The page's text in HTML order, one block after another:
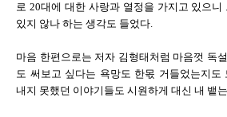
로 20대에 대한 사랑과 열정을 가지고 있으
있지 않나 하는 생각도 들었다.
마음 한편으로는 저자 김형태처럼 마음껏 독
도 써보고 싶다는 욕망도 한몫 거들었는지도
내지 못했던 이야기들도 시원하게 대신 내 뱉